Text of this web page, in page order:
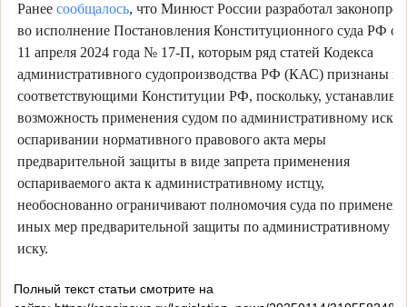
Ранее сообщалось, что Минюст России разработал
во исполнение Постановления Конституционного суда РФ от
11 апреля 2024 года № 17-П, которым ряд статей Кодекса
административного судопроизводства РФ (КАС) признаны не
соответствующими Конституции РФ, поскольку,
возможность применения судом по административному иску
оспаривании нормативного правового акта меры
предварительной защиты в виде запрета применения
оспариваемого акта к административному истцу,
необоснованно ограничивают полномочия суда по
иных мер предварительной защиты по административному
иску.
Полный текст статьи смотрите на